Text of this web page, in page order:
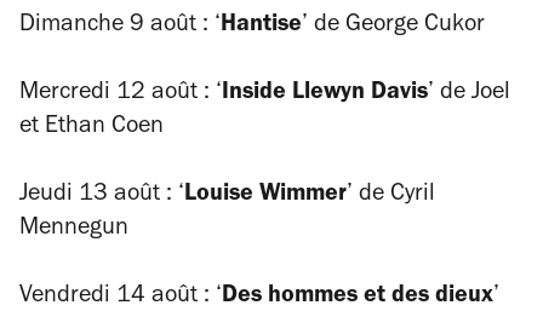
Dimanche 9 août : ‘Hantise’ de George Cukor
Mercredi 12 août : ‘Inside Llewyn Davis’ de Joel
et Ethan Coen
Jeudi 13 août : ‘Louise Wimmer’ de Cyril
Mennegun
Vendredi 14 août : ‘Des hommes et des dieux’